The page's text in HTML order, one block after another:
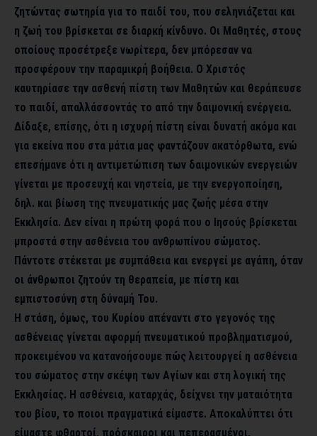
ζητώντας σωτηρία για το παιδί του, που σεληνιάζεται και
η ζωή του βρίσκεται σε διαρκή κίνδυνο. Οι Μαθητές, στους
οποίους προσέτρεξε νωρίτερα, δεν μπόρεσαν να
προσφέρουν την παραμικρή βοήθεια. Ο Χριστός
καυτηρίασε την ασθενή πίστη των Μαθητών και θεράπευσε
το παιδί, απαλλάσσοντάς το από την δαιμονική ενέργεια.
Δίδαξε, επίσης, ότι η ισχυρή πίστη είναι δυνατή ακόμα και
για εκείνα που στα μάτια μας φαντάζουν ακατόρθωτα, ενώ
επεσήμανε ότι η αντιμετώπιση των δαιμονικών ενεργειών
γίνεται με προσευχή και νηστεία, με την ενεργοποίηση,
δηλ. και βίωση της πνευματικής μας ζωής μέσα στην
Εκκλησία. Δεν είναι η πρώτη φορά που ο Ιησούς βρίσκεται
μπροστά στην ασθένεια του ανθρωπίνου σώματος.
Πάντοτε στέκεται με συμπάθεια και ενεργεί με αγάπη, όταν
οι άνθρωποι ζητούν τη θεραπεία, με πίστη και
εμπιστοσύνη στη δύναμή Του.
Η στάση, όμως, του Κυρίου απέναντι στο γεγονός της
ασθένειας γίνεται αφορμή πνευματικού προβληματισμού,
προκειμένου να κατανοήσουμε πώς λειτουργεί η ασθένεια
του σώματος στην σκέψη των Αγίων και στη λογική της
Εκκλησίας. Η ασθένεια, καταρχάς, δείχνει την ματαιότητα
του βίου, το ποιοι πραγματικά είμαστε. Αποκαλύπτει ότι
είμαστε φθαρτοί, πρόσκαιροι και πεπερασμένοι,